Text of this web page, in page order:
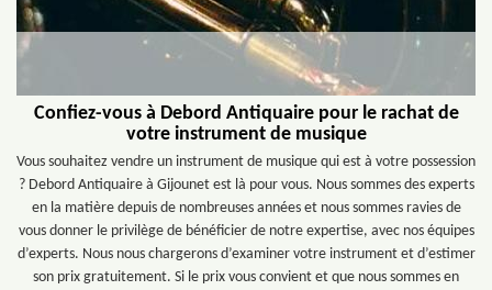
Confiez-vous à Debord Antiquaire pour le rachat de
votre instrument de musique
Vous souhaitez vendre un instrument de musique qui est à votre possession
? Debord Antiquaire à Gijounet est là pour vous. Nous sommes des experts
en la matière depuis de nombreuses années et nous sommes ravies de
vous donner le privilège de bénéficier de notre expertise, avec nos équipes
d’experts. Nous nous chargerons d’examiner votre instrument et d’estimer
son prix gratuitement. Si le prix vous convient et que nous sommes en